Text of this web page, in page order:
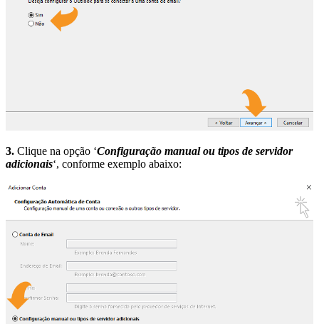
3. Clique na opção ‘Configuração manual ou tipos de servidor
adicionais‘, conforme exemplo abaixo: